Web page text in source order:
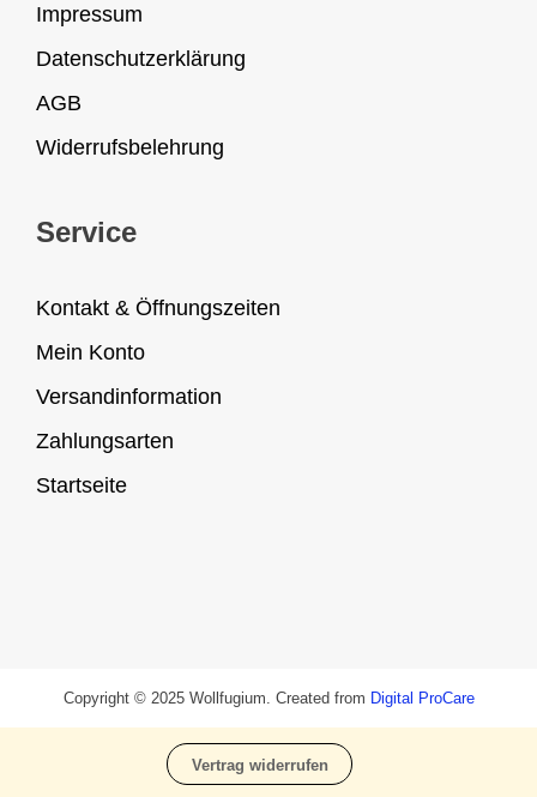
Impressum
Datenschutzerklärung
AGB
Widerrufsbelehrung
Service
Kontakt & Öffnungszeiten
Mein Konto
Versandinformation
Zahlungsarten
Startseite
Copyright © 2025 Wollfugium. Created from Digital ProCare
Vertrag widerrufen